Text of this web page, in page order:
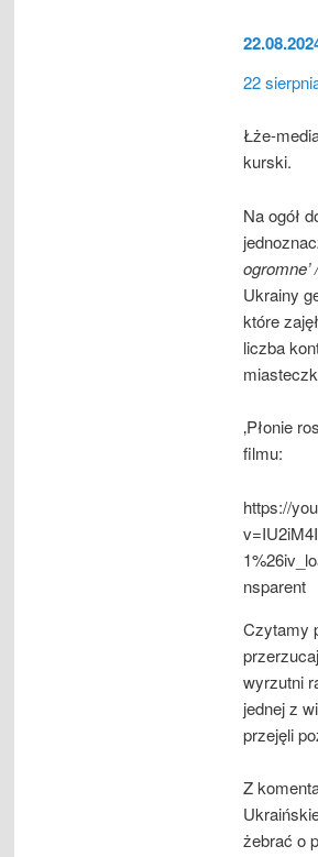
22
Łże-
kurski.
Na ogół
ogromne’
Ukrainy
które
liczba
‚Płonie
filmu:
https://
nsparent
Czytamy
wyrzutni
jednej z
przejęli
Z
żebrać o